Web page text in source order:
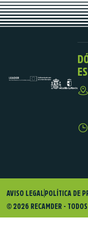
© 2026 RECAMDER - TODOS
AVISO LEGAL POLÍTICA DE